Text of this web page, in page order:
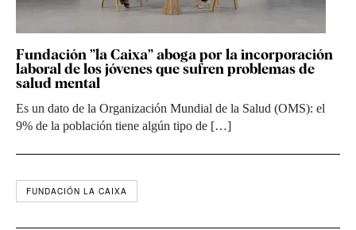
Fundación ”la Caixa” aboga por la incorporación
laboral de los jóvenes que sufren problemas de
salud mental
Es un dato de la Organización Mundial de la Salud (OMS): el
9% de la población tiene algún tipo de […]
FUNDACIÓN LA CAIXA